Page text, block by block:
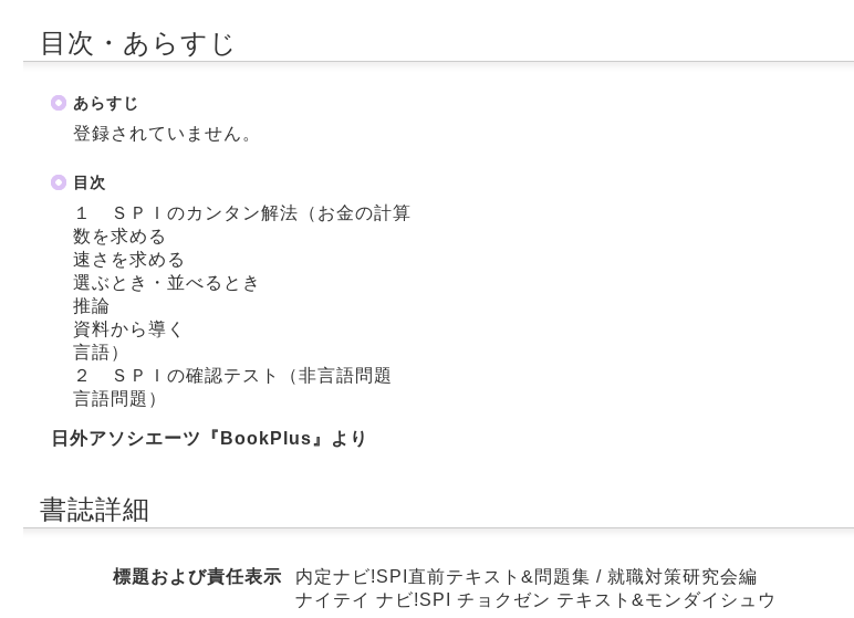
目次・あらすじ
あらすじ
登録されていません。
目次
１ ＳＰＩのカンタン解法（お金の計算
数を求める
速さを求める
選ぶとき・並べるとき
推論
資料から導く
言語）
２ ＳＰＩの確認テスト（非言語問題
言語問題）
日外アソシエーツ『BookPlus』より
書誌詳細
標題および責任表示
内定ナビ!SPI直前テキスト&問題集 / 就職対策研究会編
ナイテイ ナビ!SPI チョクゼン テキスト&モンダイシュウ